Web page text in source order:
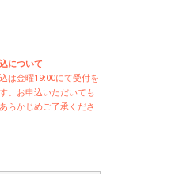
について
は金曜19:00にて受付を
。お申込いただいても
らかじめご了承くださ